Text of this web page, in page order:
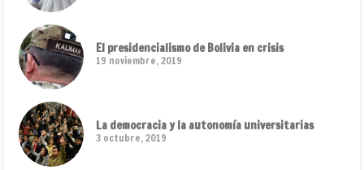
El presidencialismo de Bolivia en crisis
19 noviembre, 2019
La democracia y la autonomía universitarias
3 octubre, 2019